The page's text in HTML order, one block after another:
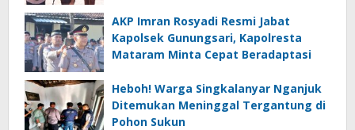
AKP Imran Rosyadi Resmi Jabat
Kapolsek Gunungsari, Kapolresta
Mataram Minta Cepat Beradaptasi
Heboh! Warga Singkalanyar Nganjuk
Ditemukan Meninggal Tergantung di
Pohon Sukun